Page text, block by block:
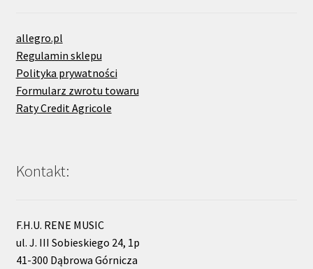
allegro.pl
Regulamin sklepu
Polityka prywatności
Formularz zwrotu towaru
Raty Credit Agricole
Kontakt:
F.H.U. RENE MUSIC
ul. J. III Sobieskiego 24, 1p
41-300 Dąbrowa Górnicza